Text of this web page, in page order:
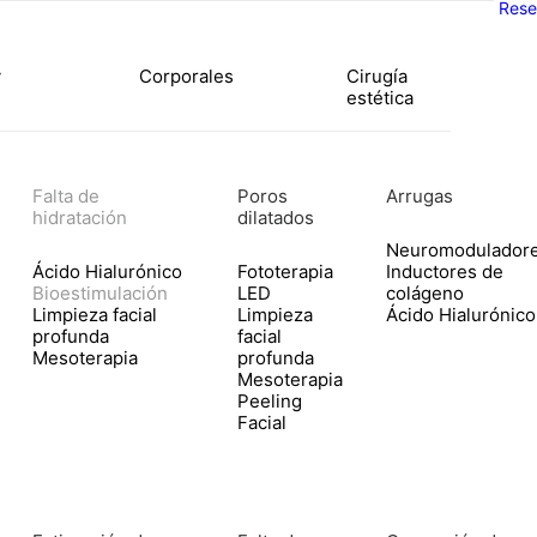
Corporales
Cirugía
estética
Falta de
hidratación
Ácido Hialurónico
Bioestimulación
Limpieza facial
profunda
Mesoterapia
Poros
dilatados
Fototerapia
LED
Limpieza
facial
profunda
Mesoterapia
Peeling
Facial
Arrugas
Inductores de
colágeno
Ácido Hialurónico